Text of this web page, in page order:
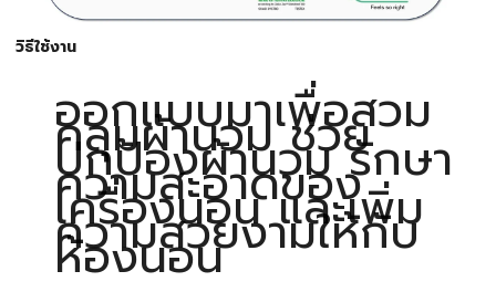
วิธีใช้งาน
ออกแบบมาเพื่อสวม
คลุมผ้านวม ช่วย
ปกป้องผ้านวม รักษา
ความสะอาดของ
เครื่องนอน และเพิ่ม
ความสวยงามให้กับ
ห้องนอน